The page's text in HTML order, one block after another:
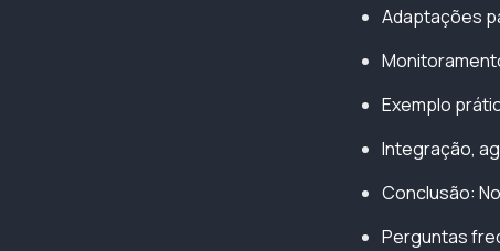
Adaptações
Exemplo
Integração,
Conclusão:
Perguntas